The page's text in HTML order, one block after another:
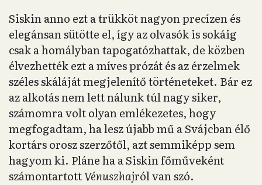
Siskin anno ezt a trükköt nagyon precízen és
elegánsan sütötte el, így az olvasók is sokáig
csak a homályban tapogatózhattak, de közben
élvezhették ezt a míves prózát és az érzelmek
széles skáláját megjelenítő történeteket. Bár ez
az alkotás nem lett nálunk túl nagy siker,
számomra volt olyan emlékezetes, hogy
megfogadtam, ha lesz újabb mű a Svájcban élő
kortárs orosz szerzőtől, azt semmiképp sem
hagyom ki. Pláne ha a Siskin főműveként
számontartottVénuszhajról van szó.